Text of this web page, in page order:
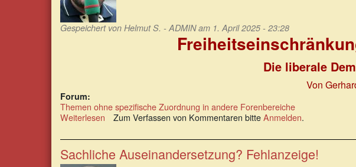
Gespeichert von Helmut S. - ADMINam 1. April 2025 - 23:28
Die liberale
Von
Forum:
Themen ohne spezifische Zuordnung in andere Forenbereiche
Weiterlesen über
als
perfides
Schutzargument
Zum Verfassen von Kommentaren bitteAnmelden.
Sachliche Auseinandersetzung? Fehlanzeige!